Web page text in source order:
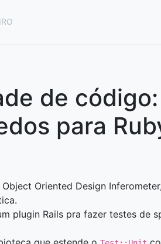
de
para
Object Oriented Design
plugin Rails pra fazer testes de